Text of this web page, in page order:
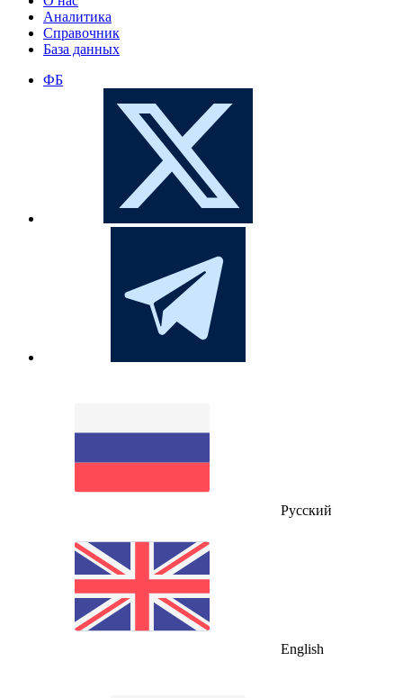
Аналитика
Справочник
База данных
ФБ
Русский
English